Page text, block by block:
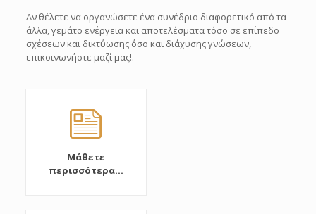
Αν θέλετε να οργανώσετε ένα συνέδριο διαφορετικό από τα
άλλα, γεμάτο ενέργεια και αποτελέσματα τόσο σε επίπεδο
σχέσεων και δικτύωσης όσο και διάχυσης γνώσεων,
επικοινωνήστε μαζί μας!.
Μάθετε
περισσότερα...